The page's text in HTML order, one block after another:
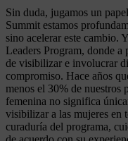
Sin duda, jugamos un
Summit estamos
sino acelerar este cambio.
Leaders Program, donde a
de visibilizar e involucrar
compromiso. Hace años
menos el 30% de nuestros
femenina no significa
visibilizar a las mujeres en
curaduría del programa,